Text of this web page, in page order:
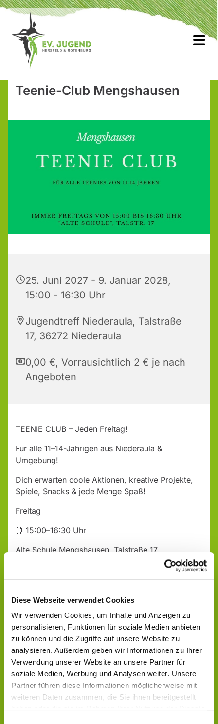
Diese Webseite verwendet Cookies
Wir verwenden Cookies, um Inhalte und Anzeigen zu
personalisieren, Funktionen für soziale Medien anbieten
zu können und die Zugriffe auf unsere Website zu
analysieren. Außerdem geben wir Informationen zu Ihrer
Verwendung unserer Website an unsere Partner für
soziale Medien, Werbung und Analysen weiter. Unsere
Partner führen diese Informationen möglicherweise mit
weiteren Daten zusammen, die Sie ihnen bereitgestellt
Teenie-Club Mengshausen
25. Juni 2027 - 9. Januar 2028,
15:00 - 16:30 Uhr
Jugendtreff Niederaula, Talstraße
17, 36272 Niederaula
0,00 €, Vorrausichtlich 2 € je nach
Angeboten
TEENIE CLUB – Jeden Freitag!
Für alle 11–14-Jährigen aus Niederaula &
Umgebung!
Dich erwarten coole Aktionen, kreative Projekte,
Spiele, Snacks & jede Menge Spaß!
Freitag
⏰ 15:00–16:30 Uhr
Alte Schule Mengshausen, Talstraße 17